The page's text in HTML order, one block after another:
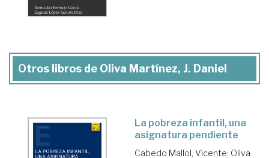
Otros libros de Oliva Martínez, J. Daniel
La pobreza infantil, una
asignatura pendiente
Cabedo Mallol, Vicente; Oliva